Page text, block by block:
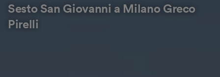
Sesto San Giovanni a Milano Greco
Pirelli